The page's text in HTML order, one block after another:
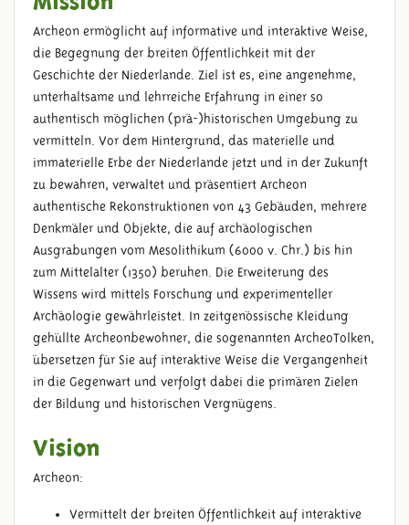
Archeon ermöglicht auf informative und interaktive Weise,
die Begegnung der breiten Öffentlichkeit mit der
Geschichte der Niederlande. Ziel ist es, eine angenehme,
unterhaltsame und lehrreiche Erfahrung in einer so
authentisch möglichen (prä-)historischen Umgebung zu
vermitteln. Vor dem Hintergrund, das materielle und
immaterielle Erbe der Niederlande jetzt und in der Zukunft
zu bewahren, verwaltet und präsentiert Archeon
authentische Rekonstruktionen von 43 Gebäuden, mehrere
Denkmäler und Objekte, die auf archäologischen
Ausgrabungen vom Mesolithikum (6000 v. Chr.) bis hin
zum Mittelalter (1350) beruhen. Die Erweiterung des
Wissens wird mittels Forschung und experimenteller
Archäologie gewährleistet. In zeitgenössische Kleidung
gehüllte Archeonbewohner, die sogenannten ArcheoTolken,
übersetzen für Sie auf interaktive Weise die Vergangenheit
in die Gegenwart und verfolgt dabei die primären Zielen
der Bildung und historischen Vergnügens.
Vision
Archeon:
Vermittelt der breiten Öffentlichkeit auf interaktive